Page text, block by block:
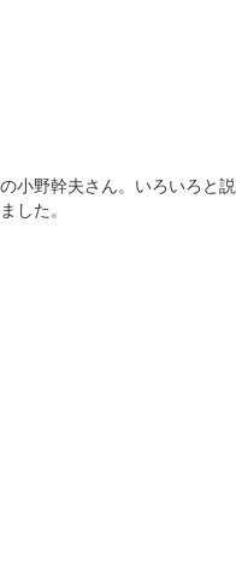
小野幹夫さん。いろいろと
した。